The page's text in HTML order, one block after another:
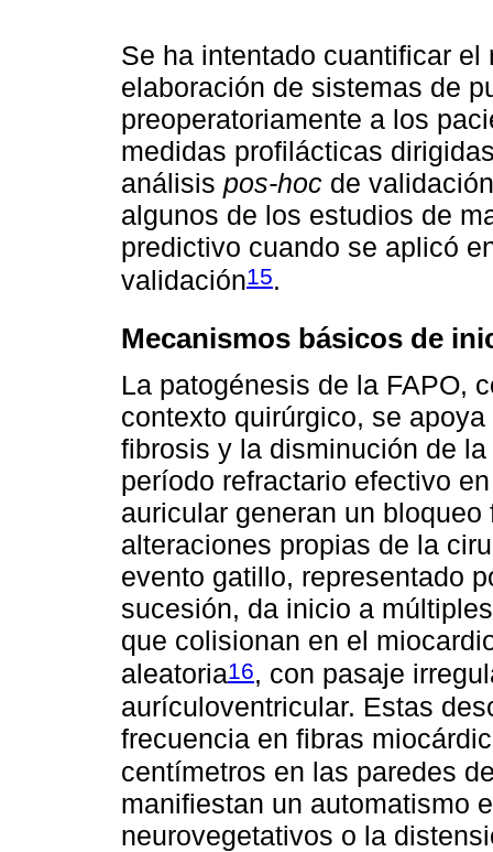
Se ha intentado cuantificar
elaboración de sistemas de
preoperatoriamente a los
medidas profilácticas
análisis pos-hoc de
algunos de los estudios de
predictivo cuando se aplicó
validación15.
Mecanismos básicos de
La patogénesis de la FAPO,
contexto quirúrgico, se
fibrosis y la disminución de
período refractario efectivo
auricular generan un
alteraciones propias de la
evento gatillo, representado
sucesión, da inicio a
que colisionan en el
aleatoria16, con pasaje
aurículoventricular. Estas
frecuencia en fibras
centímetros en las paredes
manifiestan un automatismo
neurovegetativos o la